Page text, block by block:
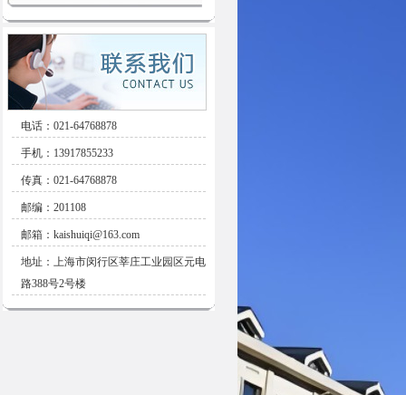
电话：021-64768878
手机：13917855233
传真：021-64768878
邮编：201108
邮箱：kaishuiqi@163.com
地址：上海市闵行区莘庄工业园区元电
路388号2号楼